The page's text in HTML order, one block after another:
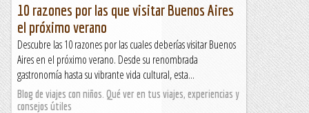
10 razones por las que visitar Buenos Aires
el próximo verano
Descubre las 10 razones por las cuales deberías visitar Buenos
Aires en el próximo verano. Desde su renombrada
gastronomía hasta su vibrante vida cultural, esta...
Blog de viajes con niños. Qué ver en tus viajes, experiencias y
consejos útiles